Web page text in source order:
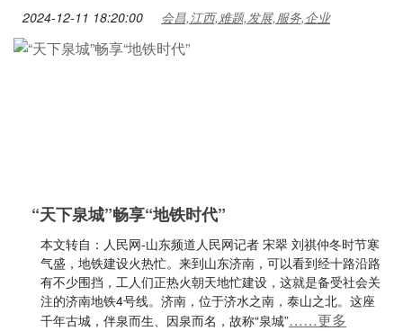
2024-12-11 18:20:00 会昌,江西,难题,发展,服务,企业
“天下泉城”畅享“地铁时代”
本文转自：人民网-山东频道人民网记者 宋翠 刘祺仲冬时节寒
气盛，地铁建设火热忙。来到山东济南，可以看到经十路沿路
有不少围挡，工人们正热火朝天地忙建设，这就是备受社会关
注的济南地铁4号线。济南，位于济水之南，泰山之北。这座
千年古城，伴泉而生、因泉而名，故称“泉城”……更多